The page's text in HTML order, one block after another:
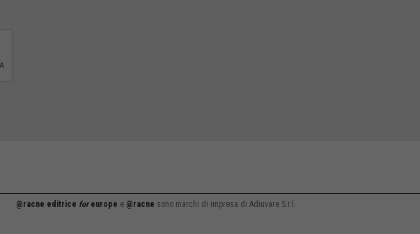
@racne editrice foreurope e @racne sono marchi di impresa di Adiuvare S.r.l.